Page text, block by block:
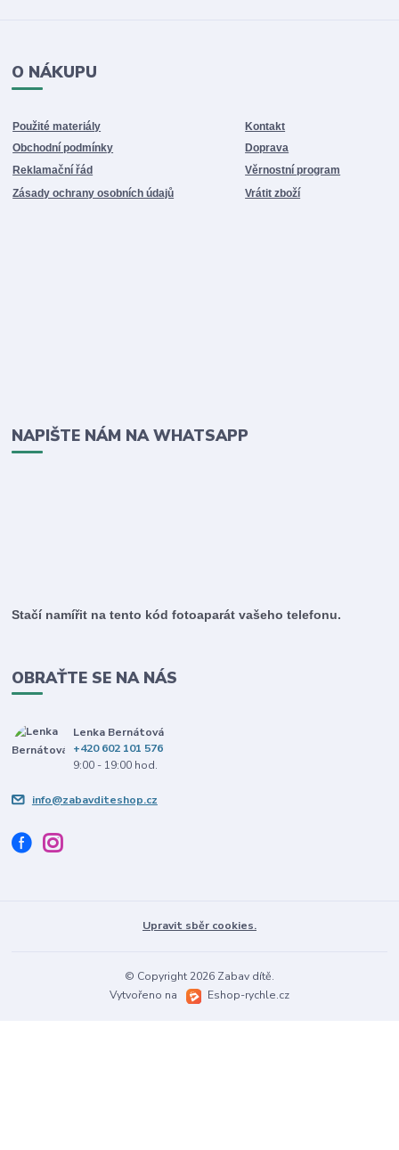
O NÁKUPU
Použité materiály
Kontakt
Obchodní podmínky
Doprava
Reklamační řád
Věrnostní program
Zásady ochrany osobních údajů
Vrátit zboží
NAPIŠTE NÁM NA WHATSAPP
Stačí namířit na tento kód fotoaparát vašeho telefonu.
OBRAŤTE SE NA NÁS
Lenka Bernátová
+420 602 101 576
9:00 - 19:00 hod.
info@zabavditeshop.cz
Upravit sběr cookies.
© Copyright 2026 Zabav dítě.
Vytvořeno na
Eshop-rychle.cz